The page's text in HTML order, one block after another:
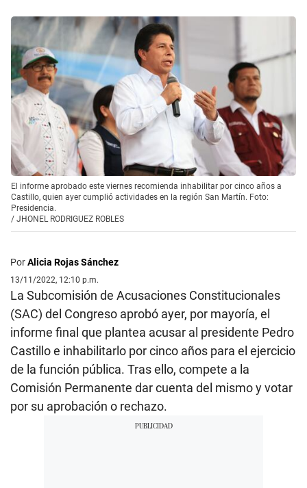
El informe aprobado este viernes recomienda inhabilitar por cinco años a
Castillo, quien ayer cumplió actividades en la región San Martín. Foto:
Presidencia.
/ JHONEL RODRIGUEZ ROBLES
PorAlicia Rojas Sánchez
13/11/2022, 12:10 p.m.
La Subcomisión de Acusaciones Constitucionales
(SAC) del Congreso aprobó ayer, por mayoría, el
informe final que plantea acusar al presidente Pedro
Castillo e inhabilitarlo por cinco años para el ejercicio
de la función pública. Tras ello, compete a la
Comisión Permanente dar cuenta del mismo y votar
por su aprobación o rechazo.